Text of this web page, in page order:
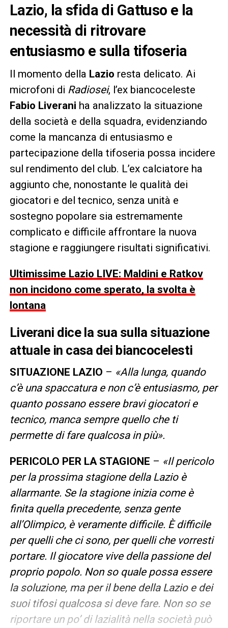
Lazio, la sfida di Gattuso e la
necessità di ritrovare
entusiasmo e sulla tifoseria
Il momento della Lazio resta delicato. Ai
microfoni di Radiosei, l’ex biancoceleste
Fabio Liverani ha analizzato la situazione
della società e della squadra, evidenziando
come la mancanza di entusiasmo e
partecipazione della tifoseria possa incidere
sul rendimento del club. L’ex calciatore ha
aggiunto che, nonostante le qualità dei
giocatori e del tecnico, senza unità e
sostegno popolare sia estremamente
complicato e difficile affrontare la nuova
stagione e raggiungere risultati significativi.
Ultimissime Lazio LIVE: Maldini e Ratkov
non incidono come sperato, la svolta è
lontana
Liverani dice la sua sulla situazione
attuale in casa dei biancocelesti
SITUAZIONE LAZIO – «Alla lunga, quando
c’è una spaccatura e non c’è entusiasmo, per
quanto possano essere bravi giocatori e
tecnico, manca sempre quello che ti
permette di fare qualcosa in più».
PERICOLO PER LA STAGIONE – «Il pericolo
per la prossima stagione della Lazio è
allarmante. Se la stagione inizia come è
finita quella precedente, senza gente
all’Olimpico, è veramente difficile. È difficile
per quelli che ci sono, per quelli che vorresti
portare. Il giocatore vive della passione del
proprio popolo. Non so quale possa essere
la soluzione, ma per il bene della Lazio e dei
suoi tifosi qualcosa si deve fare. Non so se
riportare un po’ di lazialità nella società può